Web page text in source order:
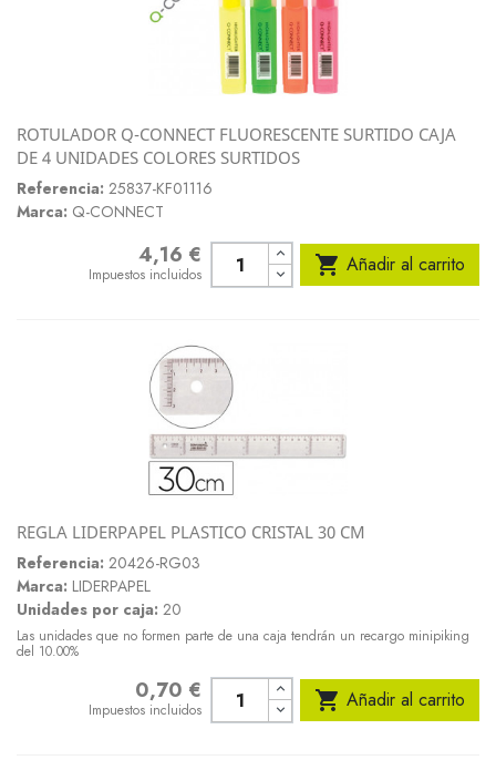
ROTULADOR Q-CONNECT FLUORESCENTE SURTIDO CAJA
DE 4 UNIDADES COLORES SURTIDOS
Referencia: 25837-KF01116
Marca: Q-CONNECT
4,16 €
Impuestos incluidos  Añadir al carrito
REGLA LIDERPAPEL PLASTICO CRISTAL 30 CM
Referencia: 20426-RG03
Marca: LIDERPAPEL
Unidades por caja: 20
Las unidades que no formen parte de una caja tendrán un recargo minipiking
del 10.00%
0,70 €
Impuestos incluidos  Añadir al carrito